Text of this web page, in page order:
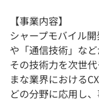
【事業内容】
シャープモバイル
や「通信技術」など
その技術力を次世
まな業界における
どの分野に応用し